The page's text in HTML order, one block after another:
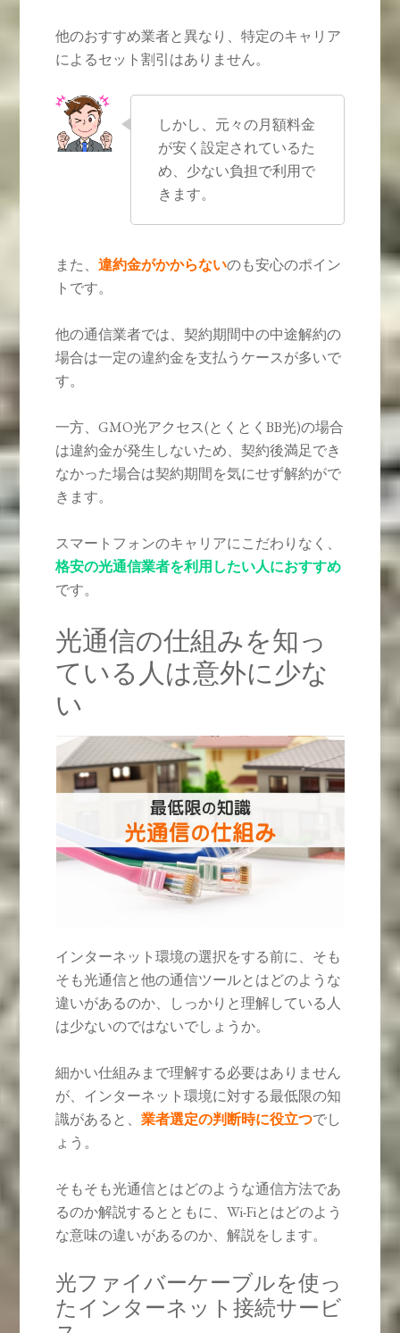
他のおすすめ業者と異なり、特定のキャリア
によるセット割引はありません。
しかし、元々の月額料金
が安く設定されているた
め、少ない負担で利用で
きます。
また、違約金がかからないのも安心のポイン
トです。
他の通信業者では、契約期間中の中途解約の
場合は一定の違約金を支払うケースが多いで
す。
一方、GMO光アクセス(とくとくBB光)の場合
は違約金が発生しないため、契約後満足でき
なかった場合は契約期間を気にせず解約がで
きます。
スマートフォンのキャリアにこだわりなく、
格安の光通信業者を利用したい人におすすめ
です。
光通信の仕組みを知っ
ている人は意外に少な
い
インターネット環境の選択をする前に、そも
そも光通信と他の通信ツールとはどのような
違いがあるのか、しっかりと理解している人
は少ないのではないでしょうか。
細かい仕組みまで理解する必要はありません
が、インターネット環境に対する最低限の知
識があると、業者選定の判断時に役立つでし
ょう。
そもそも光通信とはどのような通信方法であ
るのか解説するとともに、Wi-Fiとはどのよう
な意味の違いがあるのか、解説をします。
光ファイバーケーブルを使っ
たインターネット接続サービ